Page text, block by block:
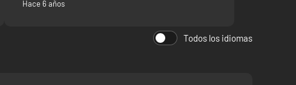
Hace 6 años
Todos los idiomas